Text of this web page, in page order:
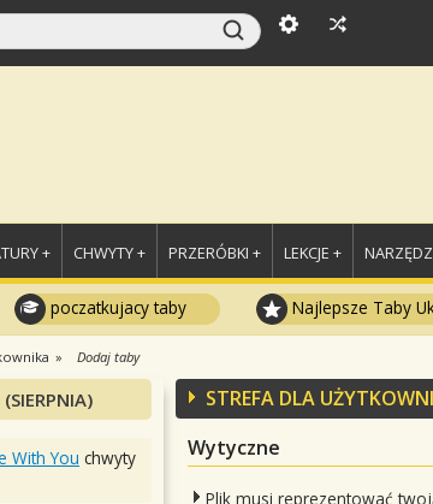
+ CHWYTY + PRZERÓBKI + LEKCJE +
poczatkujacy taby Najlepsze Taby
Dodaj taby
STREFA DLA
Wytyczne
Plik musi reprezentować
With You chwyty